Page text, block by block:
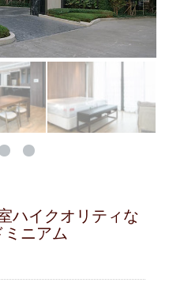
ハイクオリティな
ニアム